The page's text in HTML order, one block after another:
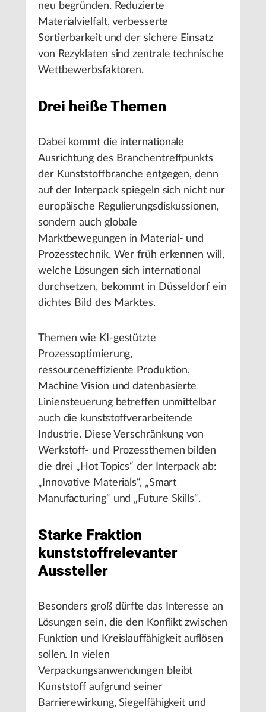
neu begründen. Reduzierte
Materialvielfalt, verbesserte
Sortierbarkeit und der sichere Einsatz
von Rezyklaten sind zentrale technische
Wettbewerbsfaktoren.
Drei heiße Themen
Dabei kommt die internationale
Ausrichtung des Branchentreffpunkts
der Kunststoffbranche entgegen, denn
auf der Interpack spiegeln sich nicht nur
europäische Regulierungsdiskussionen,
sondern auch globale
Marktbewegungen in Material- und
Prozesstechnik. Wer früh erkennen will,
welche Lösungen sich international
durchsetzen, bekommt in Düsseldorf ein
dichtes Bild des Marktes.
Themen wie KI-gestützte
Prozessoptimierung,
ressourceneffiziente Produktion,
Machine Vision und datenbasierte
Liniensteuerung betreffen unmittelbar
auch die kunststoffverarbeitende
Industrie. Diese Verschränkung von
Werkstoff- und Prozessthemen bilden
die drei „Hot Topics“ der Interpack ab:
„Innovative Materials“, „Smart
Manufacturing“ und „Future Skills“.
Starke Fraktion
kunststoffrelevanter
Aussteller
Besonders groß dürfte das Interesse an
Lösungen sein, die den Konflikt zwischen
Funktion und Kreislauffähigkeit auflösen
sollen. In vielen
Verpackungsanwendungen bleibt
Kunststoff aufgrund seiner
Barrierewirkung, Siegelfähigkeit und